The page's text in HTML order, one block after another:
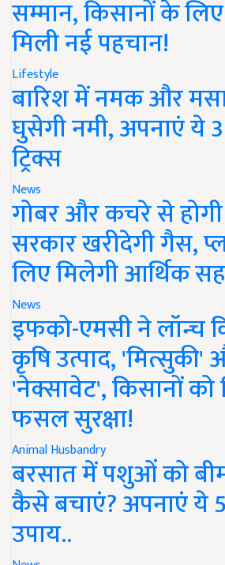
सम्मान, किसानों के
मिली नई पहचान!
Lifestyle
बारिश में नमक और
घुसेगी नमी, अपनाएं ये
ट्रिक्स
News
गोबर और कचरे से
सरकार खरीदेगी गैस,
लिए मिलेगी आर्थिक
News
इफको-एमसी ने लॉन्च
कृषि उत्पाद, 'मित्सुकी'
'नेक्सावेट', किसानों को
फसल सुरक्षा!
Animal Husbandry
बरसात में पशुओं को
कैसे बचाएं? अपनाएं ये
उपाय..